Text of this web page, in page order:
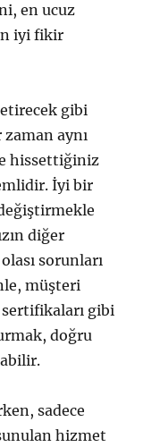
en ucuz
iyi fikir
gibi
aynı
hissettiğiniz
İyi bir
diğer
sorunları
müşteri
gibi
doğru
sadece
hizmet